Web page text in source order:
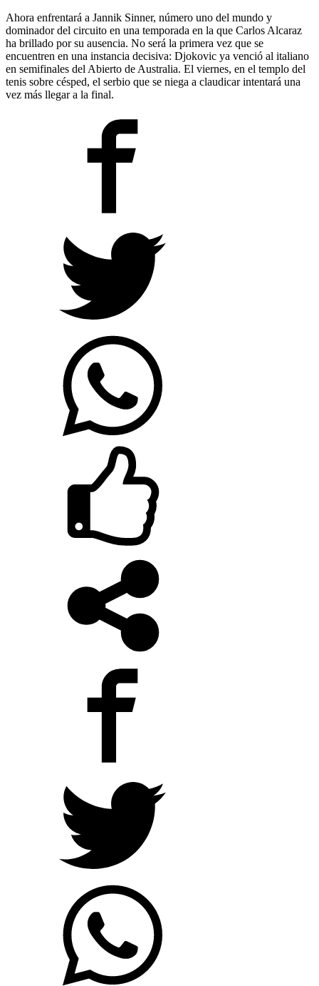
Ahora enfrentará a Jannik Sinner, número uno del mundo y
dominador del circuito en una temporada en la que Carlos Alcaraz
ha brillado por su ausencia. No será la primera vez que se
encuentren en una instancia decisiva: Djokovic ya venció al italiano
en semifinales del Abierto de Australia. El viernes, en el templo del
tenis sobre césped, el serbio que se niega a claudicar intentará una
vez más llegar a la final.